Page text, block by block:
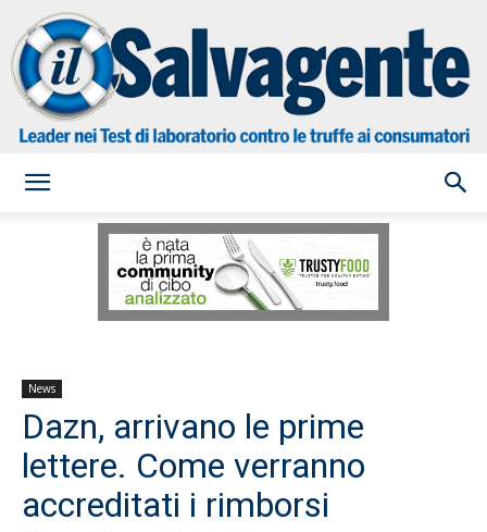
Salvagente
News
Dazn, arrivano le prime
lettere. Come verranno
accreditati i rimborsi